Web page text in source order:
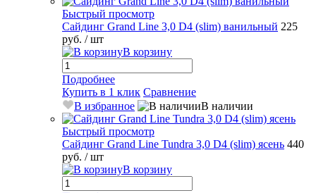
Быстрый просмотр
Сайдинг Grand Line 3,0 D4 (slim) ванильный 225
руб. / шт
В корзину
Подробнее
Купить в 1 клик Сравнение
В избранное
В наличии
Быстрый просмотр
Сайдинг Grand Line Tundra 3,0 D4 (slim) ясень 440
руб. / шт
В корзину